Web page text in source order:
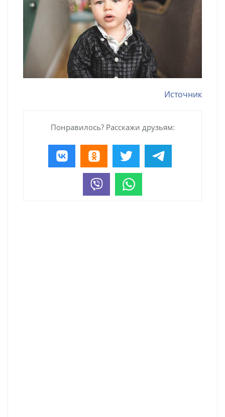
Источник
Понравилось? Расскажи друзьям: